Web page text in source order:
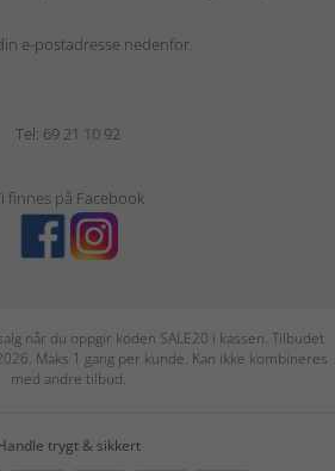
e-postadresse nedenfor.
Tel: 69 21 10 92
finnes på Facebook
når du oppgir koden SALE20 i kassen. Tilbudet
Maks 1 gang per kunde. Kan ikke kombineres
med andre tilbud.
trygt & sikkert